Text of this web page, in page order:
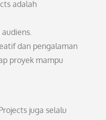
adalah
dan pengalaman
proyek mampu
juga selalu